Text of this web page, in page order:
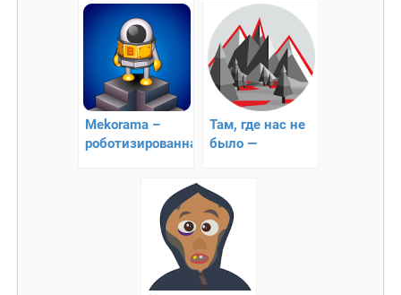
Mekorama –
роботизированная
Там, где нас не
было —